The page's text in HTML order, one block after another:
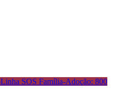
Linha SOS Família-Adoção: 800